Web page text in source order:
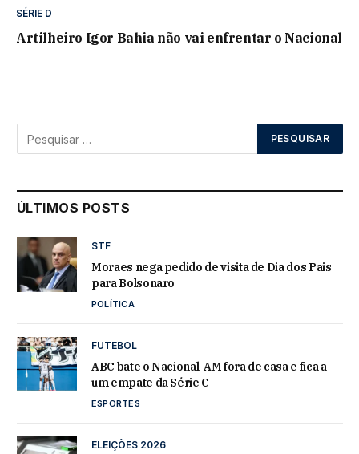
SÉRIE D
Artilheiro Igor Bahia não vai enfrentar o Nacional
ÚLTIMOS POSTS
STF
Moraes nega pedido de visita de Dia dos Pais
para Bolsonaro
POLÍTICA
FUTEBOL
ABC bate o Nacional-AM fora de casa e fica a
um empate da Série C
ESPORTES
ELEIÇÕES 2026